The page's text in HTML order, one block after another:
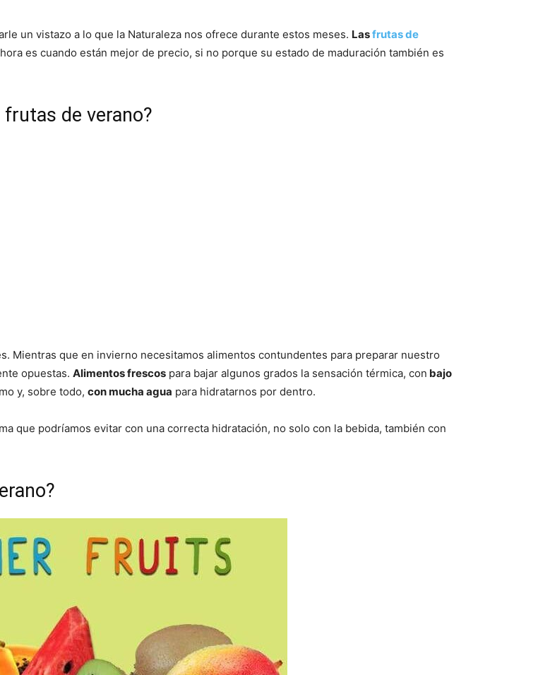
un vistazo a lo que la Naturaleza nos ofrece durante estos meses. Lasfrutas de
es cuando están mejor de precio, si no porque su estado de maduración también es
de verano?
Mientras que en invierno necesitamos alimentos contundentes para preparar nuestro
opuestas. Alimentos frescos para bajar algunos grados la sensación térmica, con bajo
y, sobre todo, con mucha agua para hidratarnos por dentro.
que podríamos evitar con una correcta hidratación, no solo con la bebida, también con